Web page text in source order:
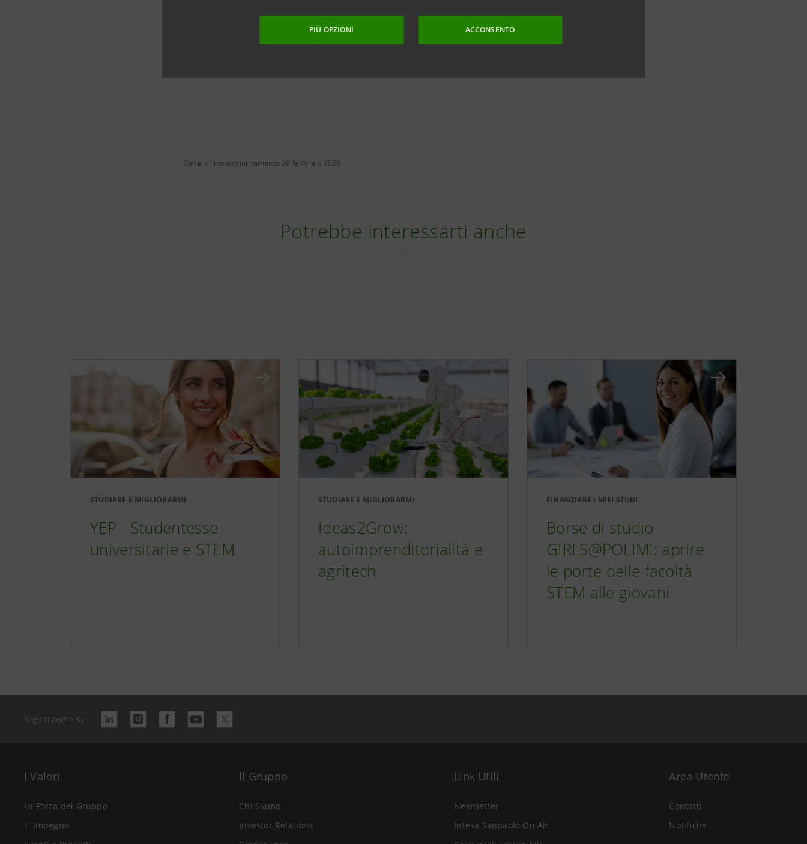
PIÙ OPZIONI ACCONSENTO
Data ultimo aggiornamento 20 febbraio 2025
Potrebbe interessarti anche
STUDIARE E MIGLIORARMI
YEP - Studentesse
universitarie e STEM
STUDIARE E MIGLIORARMI
Ideas2Grow:
autoimprenditorialità e
agritech
FINANZIARE I MIEI STUDI
Borse di studio
GIRLS@POLIMI: aprire
le porte delle facoltà
STEM alle giovani
Seguici anche su
I Valori
La Forza del Gruppo
L' Impegno
Il Gruppo
Chi Siamo
Investor Relations
Link Utili
Newsletter
Intesa Sanpaolo On Air
Area Utente
Contatti
Notifiche